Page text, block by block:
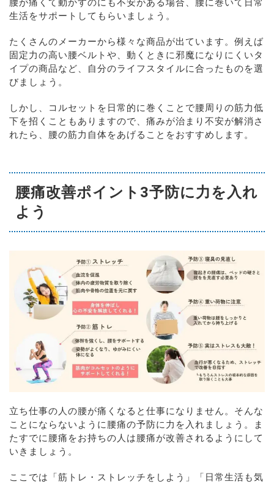
腰が痛くて動かすのにも不安がある場合、腰に巻いて日常
生活をサポートしてもらいましょう。
たくさんのメーカーから様々な商品が出ています。例えば
固定力の高い腰ベルトや、動くときに邪魔になりにくいタ
イプの商品など、自分のライフスタイルに合ったものを選
びましょう。
しかし、コルセットを日常的に巻くことで腰周りの筋力低
下を招くこともありますので、痛みが治まり不安が解消さ
れたら、腰の筋力自体をあげることをおすすめします。
腰痛改善ポイント3予防に力を入れ
よう
立ち仕事の人の腰が痛くなると仕事になりません。そんな
ことにならないように腰痛の予防に力を入れましょう。ま
たすでに腰痛をお持ちの人は腰痛が改善されるようにして
いきましょう。
ここでは「筋トレ・ストレッチをしよう」「日常生活も気